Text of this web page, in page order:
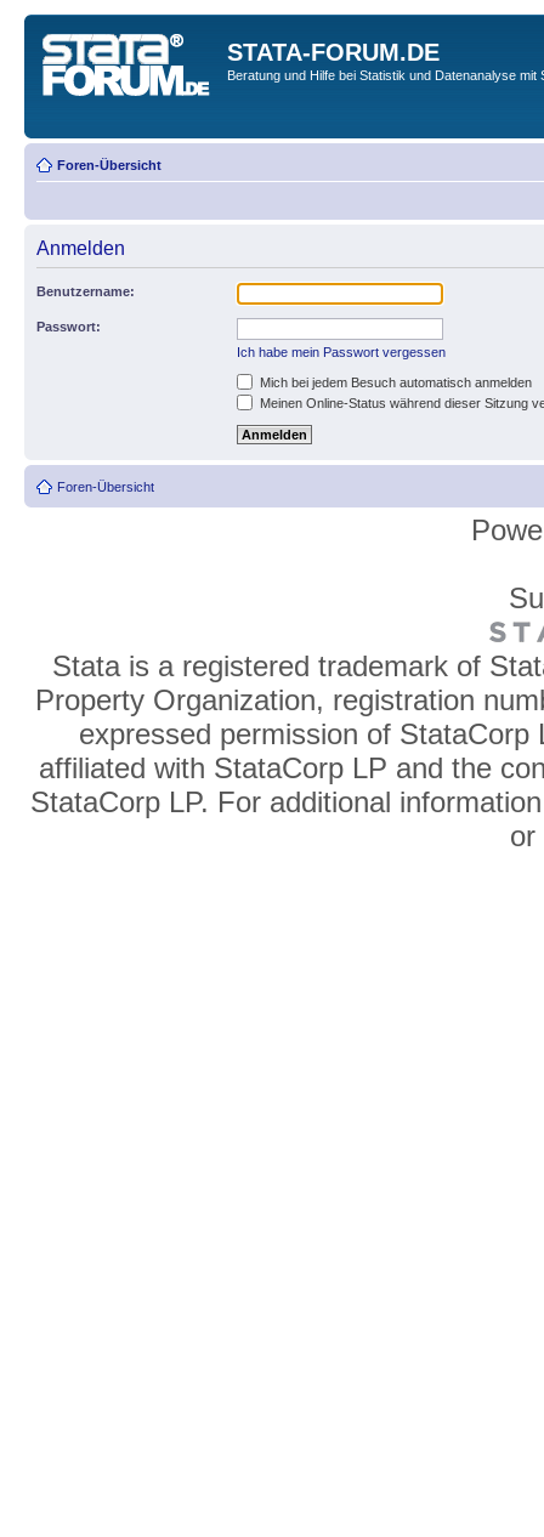
STATA-FORUM.DE
Beratung und Hilfe bei Statistik und Datenanalyse mit
Foren-Übersicht
Anmelden
Benutzername:
Passwort:
Ich habe mein Passwort vergessen
Mich bei jedem Besuch automatisch anmelden
Meinen Online-Status während dieser Sitzung
Foren-Übersicht
Stata is a registered trademark of
Property Organization, registration
expressed permission of
affiliated with StataCorp LP and the
StataCorp LP. For additional
or